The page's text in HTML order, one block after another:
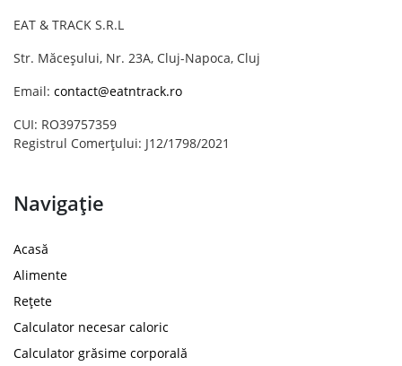
EAT & TRACK S.R.L
Str. Măceșului, Nr. 23A, Cluj-Napoca, Cluj
Email: contact@eatntrack.ro
CUI: RO39757359
Registrul Comerțului: J12/1798/2021
Navigație
Acasă
Alimente
Rețete
Calculator necesar caloric
Calculator grăsime corporală